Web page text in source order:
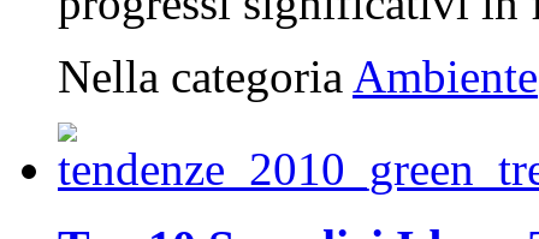
Nella categoria Ambiente